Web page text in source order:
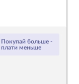
Покупай больше -
плати меньше